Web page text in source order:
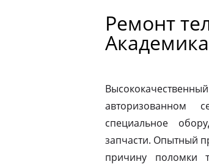
Ремонт
авторизованном
специальное
запчасти. Опытный
причину поломки